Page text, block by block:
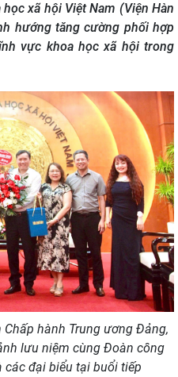
xã hội Việt Nam (Viện Hàn
hướng tăng cường phối hợp
vực khoa học xã hội trong
Chấp hành Trung ương Đảng,
lưu niệm cùng Đoàn công
các đại biểu tại buổi tiếp